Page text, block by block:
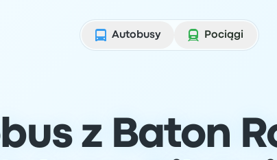
Autobusy
Pociągi
z Baton